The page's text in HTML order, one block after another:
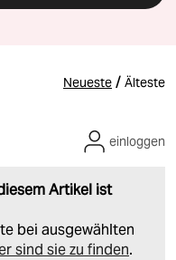
Neueste / Älteste
Artikel ist
bei ausgewählten
sind sie zu finden.
einloggen